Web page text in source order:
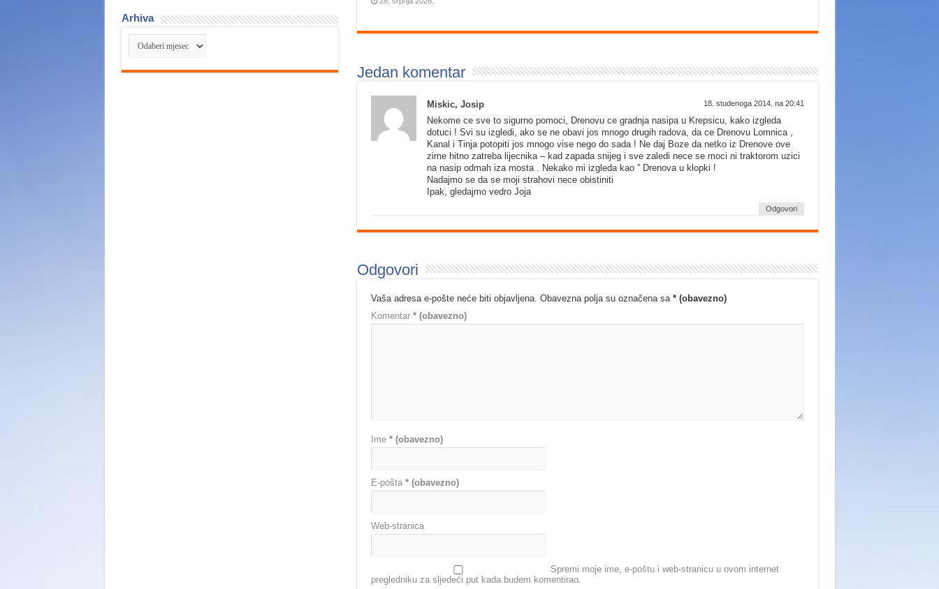
Jedan komentar
Miskic, Josip 18. studenoga 2014. na 20:41
Nekome ce sve to sigurno pomoci, Drenovu ce gradnja nasipa u Krepsicu, kako izgleda
dotuci ! Svi su izgledi, ako se ne obavi jos mnogo drugih radova, da ce Drenovu Lomnica ,
Kanal i Tinja potopiti jos mnogo vise nego do sada ! Ne daj Boze da netko iz Drenove ove
zime hitno zatreba lijecnika – kad zapada snijeg i sve zaledi nece se moci ni traktorom uzici
na nasip odmah iza mosta . Nekako mi izgleda kao ” Drenova u klopki !
Nadajmo se da se moji strahovi nece obistiniti
Ipak, gledajmo vedro Joja
Odgovori
Odgovori
Vaša adresa e-pošte neće biti objavljena. Obavezna polja su označena sa * (obavezno)
Komentar * (obavezno)
Ime * (obavezno)
E-pošta * (obavezno)
Web-stranica
Spremi moje ime, e-poštu i web-stranicu u ovom internet
pregledniku za sljedeći put kada budem komentirao.
Arhiva
Arhiva